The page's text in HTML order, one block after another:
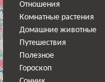
Отношения
Комнатные растения
Домашние животные
Путешествия
Полезное
Гороскоп